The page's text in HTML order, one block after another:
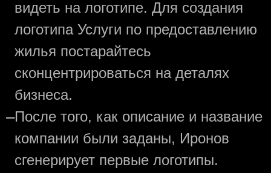
видеть на логотипе. Для создания
логотипа Услуги по предоставлению
жилья постарайтесь
сконцентрироваться на деталях
бизнеса.
—После того, как описание и название
компании были заданы, Иронов
сгенерирует первые логотипы.